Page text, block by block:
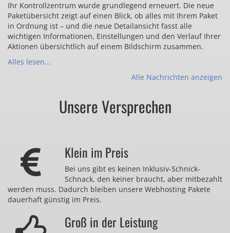
Ihr Kontrollzentrum wurde grundlegend erneuert. Die neue
Paketübersicht zeigt auf einen Blick, ob alles mit Ihrem Paket
in Ordnung ist – und die neue Detailansicht fasst alle
wichtigen Informationen, Einstellungen und den Verlauf Ihrer
Aktionen übersichtlich auf einem Bildschirm zusammen.
Alles lesen...
Alle Nachrichten anzeigen
Unsere Versprechen
Klein im Preis
Bei uns gibt es keinen Inklusiv-Schnick-
Schnack, den keiner braucht, aber mitbezahlt
werden muss. Dadurch bleiben unsere Webhosting Pakete
dauerhaft günstig im Preis.
Groß in der Leistung